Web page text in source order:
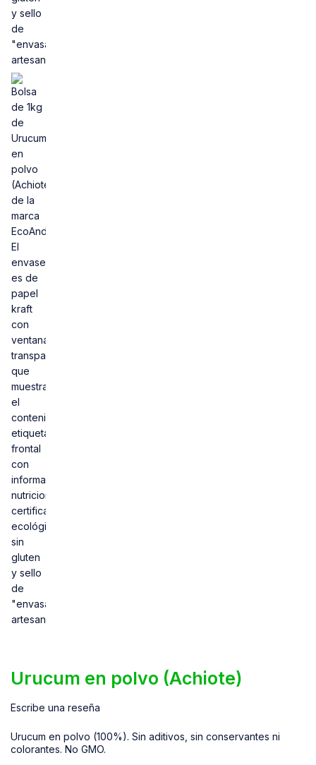
Urucum en polvo (Achiote)
Escribe una reseña
Urucum en polvo (100%). Sin aditivos, sin conservantes ni
colorantes. No GMO.